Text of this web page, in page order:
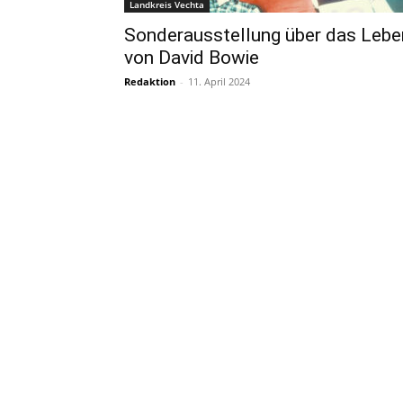
Landkreis Vechta
Sonderausstellung über das
von David Bowie
Redaktion - 11. April 2024